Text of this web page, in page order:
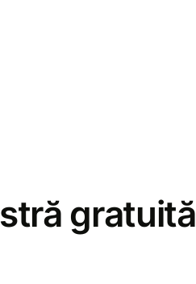
gratuită